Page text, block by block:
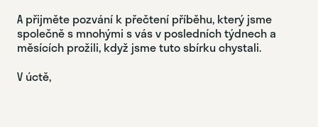
A přijměte pozvání k přečtení příběhu, který jsme
společně s mnohými s vás v posledních týdnech a
měsících prožili, když jsme tuto sbírku chystali.
V úctě,